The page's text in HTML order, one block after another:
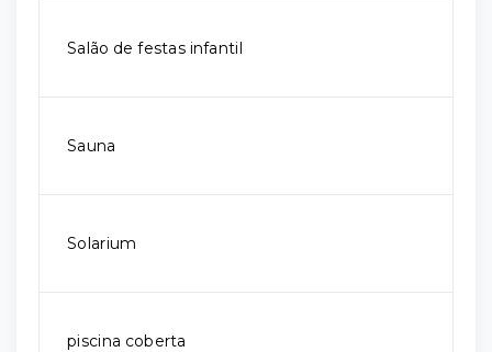
Salão de festas infantil
Sauna
Solarium
piscina coberta